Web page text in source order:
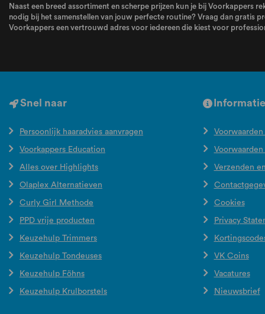
Naast een breed assortiment en scherpe prijzen kun je bij Voorkappers
nodig bij het samenstellen van jouw perfecte routine? Vraag dan gratis
Voorkappers een vertrouwd adres voor iedereen die kiest voor
Snel naar Informatie
Persoonlijk haaradvies aanvragen
Voorkappers Education
Alles over Highlights
Olaplex Alternatieven
Curly Girl Methode
PPD vrije producten
Keuzehulp Trimmers
Keuzehulp Tondeuses
Keuzehulp Föhns
Keuzehulp Krulborstels
Verzenden
Cookies
Privacy
VK Coins
Vacatures
Nieuwsbrief